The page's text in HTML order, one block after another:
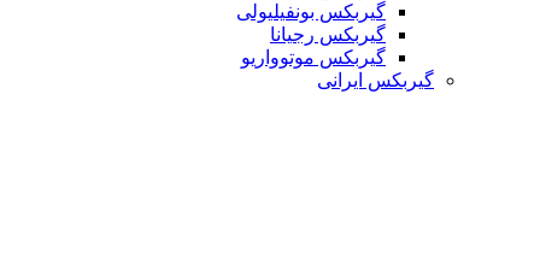
گیربکس بونفیلیولی
گیربکس رجیانا
گیربکس موتوواریو
گیربکس ایرانی